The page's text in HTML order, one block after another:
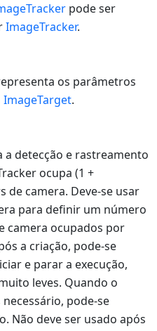
pode ser
ImageTracker.
os parâmetros
ImageTarget.
detecção e rastreamento
ocupa (1 +
de camera. Deve-se usar
para definir um número
camera ocupados por
a criação, pode-se
e parar a execução,
leves. Quando o
pode-se
Não deve ser usado após